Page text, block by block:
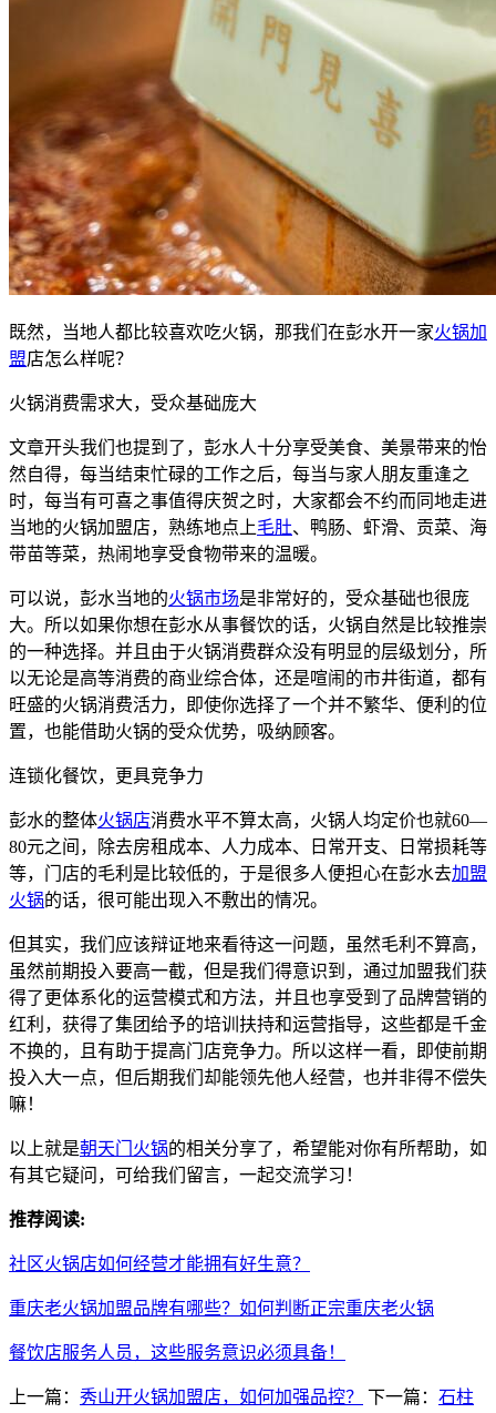
既然，当地人都比较喜欢吃火锅，那我们在彭水开一家火锅加
盟店怎么样呢？
火锅消费需求大，受众基础庞大
文章开头我们也提到了，彭水人十分享受美食、美景带来的怡
然自得，每当结束忙碌的工作之后，每当与家人朋友重逢之
时，每当有可喜之事值得庆贺之时，大家都会不约而同地走进
当地的火锅加盟店，熟练地点上毛肚、鸭肠、虾滑、贡菜、海
带苗等菜，热闹地享受食物带来的温暖。
可以说，彭水当地的火锅市场是非常好的，受众基础也很庞
大。所以如果你想在彭水从事餐饮的话，火锅自然是比较推崇
的一种选择。并且由于火锅消费群众没有明显的层级划分，所
以无论是高等消费的商业综合体，还是喧闹的市井街道，都有
旺盛的火锅消费活力，即使你选择了一个并不繁华、便利的位
置，也能借助火锅的受众优势，吸纳顾客。
连锁化餐饮，更具竞争力
彭水的整体火锅店消费水平不算太高，火锅人均定价也就60—
80元之间，除去房租成本、人力成本、日常开支、日常损耗等
等，门店的毛利是比较低的，于是很多人便担心在彭水去加盟
火锅的话，很可能出现入不敷出的情况。
但其实，我们应该辩证地来看待这一问题，虽然毛利不算高，
虽然前期投入要高一截，但是我们得意识到，通过加盟我们获
得了更体系化的运营模式和方法，并且也享受到了品牌营销的
红利，获得了集团给予的培训扶持和运营指导，这些都是千金
不换的，且有助于提高门店竞争力。所以这样一看，即使前期
投入大一点，但后期我们却能领先他人经营，也并非得不偿失
嘛！
以上就是朝天门火锅的相关分享了，希望能对你有所帮助，如
有其它疑问，可给我们留言，一起交流学习！
推荐阅读:
社区火锅店如何经营才能拥有好生意？
重庆老火锅加盟品牌有哪些？如何判断正宗重庆老火锅
餐饮店服务人员，这些服务意识必须具备！
上一篇： 秀山开火锅加盟店，如何加强品控？ 下一篇： 石柱